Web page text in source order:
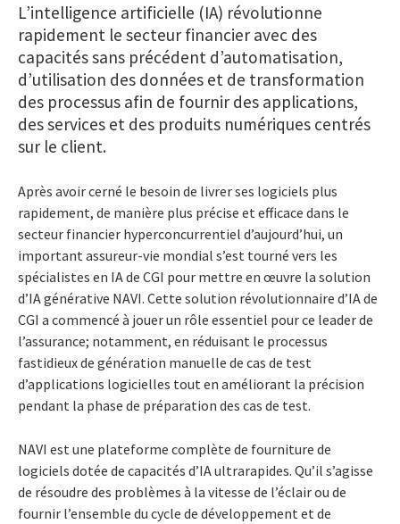
L’intelligence artificielle (IA) révolutionne
rapidement le secteur financier avec des
capacités sans précédent d’automatisation,
d’utilisation des données et de transformation
des processus afin de fournir des applications,
des services et des produits numériques centrés
sur le client.
Après avoir cerné le besoin de livrer ses logiciels plus
rapidement, de manière plus précise et efficace dans le
secteur financier hyperconcurrentiel d’aujourd’hui, un
important assureur-vie mondial s’est tourné vers les
spécialistes en IA de CGI pour mettre en œuvre la solution
d’IA générative NAVI. Cette solution révolutionnaire d’IA de
CGI a commencé à jouer un rôle essentiel pour ce leader de
l’assurance; notamment, en réduisant le processus
fastidieux de génération manuelle de cas de test
d’applications logicielles tout en améliorant la précision
pendant la phase de préparation des cas de test.
NAVI est une plateforme complète de fourniture de
logiciels dotée de capacités d’IA ultrarapides. Qu’il s’agisse
de résoudre des problèmes à la vitesse de l’éclair ou de
fournir l’ensemble du cycle de développement et de